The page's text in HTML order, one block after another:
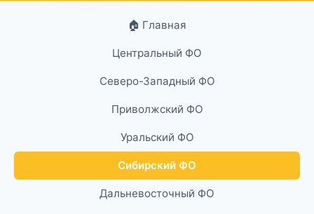
🏠 Главная
Центральный ФО
Северо-Западный ФО
Приволжский ФО
Уральский ФО
Сибирский ФО
Дальневосточный ФО